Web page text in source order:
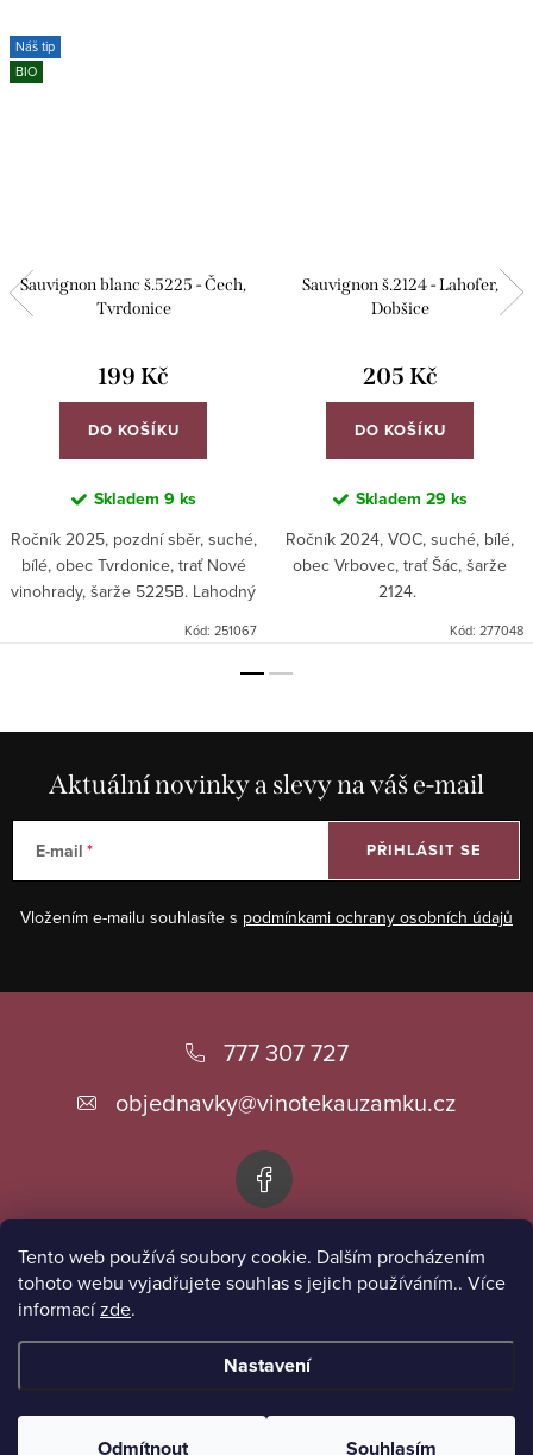
Tento web používá soubory cookie. Dalším procházením
tohoto webu vyjadřujete souhlas s jejich používáním.. Více
informacízde.
Nastavení
Odmítnout Souhlasím
Náš tip
BIO
Sauvignon blanc š.5225 - Čech,
Tvrdonice
199 Kč
DO KOŠÍKU
Skladem 9 ks
Ročník 2025, pozdní sběr, suché,
bílé, obec Tvrdonice, trať Nové
vinohrady, šarže 5225B. Lahodný
Kód: 251067
Sauvignon š.2124 - Lahofer,
Dobšice
205 Kč
DO KOŠÍKU
Skladem 29 ks
Ročník 2024, VOC, suché, bílé,
obec Vrbovec, trať Šác, šarže
2124.
Kód: 277048
Aktuální novinky a slevy na váš e-mail
E-mail
Vložením e-mailu souhlasíte s podmínkami ochrany osobních údajů
PŘIHLÁSIT SE
777 307 727
objednavky@vinotekauzamku.cz
Informace pro vás
Přijímáme online platby
Copyright 2026Vinotéka u zámku. Všechna práva vyhrazena.